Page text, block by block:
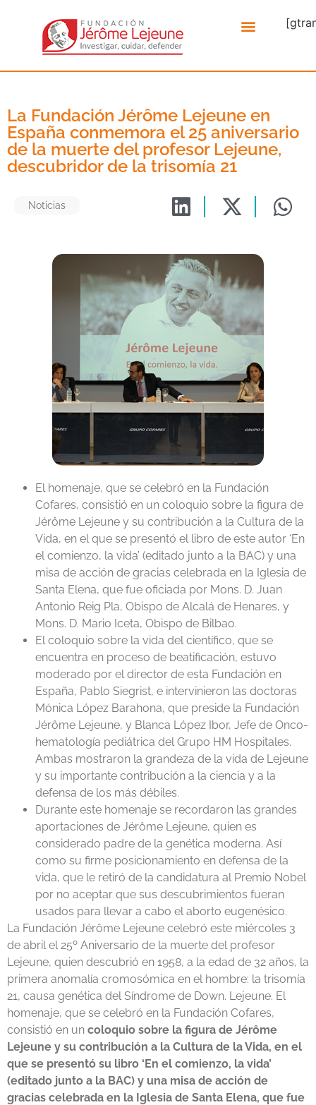
La Fundación Jérôme Lejeune en
España conmemora el 25 aniversario
de la muerte del profesor Lejeune,
descubridor de la trisomía 21
Noticias
El homenaje, que se celebró en la Fundación
Cofares, consistió en un coloquio sobre la figura de
Jérôme Lejeune y su contribución a la Cultura de la
Vida, en el que se presentó el libro de este autor ‘En
el comienzo, la vida’ (editado junto a la BAC) y una
misa de acción de gracias celebrada en la Iglesia de
Santa Elena, que fue oficiada por Mons. D. Juan
Antonio Reig Pla, Obispo de Alcalá de Henares, y
Mons. D. Mario Iceta, Obispo de Bilbao.
El coloquio sobre la vida del científico, que se
encuentra en proceso de beatificación, estuvo
moderado por el director de esta Fundación en
España, Pablo Siegrist, e intervinieron las doctoras
Mónica López Barahona, que preside la Fundación
Jérôme Lejeune, y Blanca López Ibor, Jefe de Onco-
hematología pediátrica del Grupo HM Hospitales.
Ambas mostraron la grandeza de la vida de Lejeune
y su importante contribución a la ciencia y a la
defensa de los más débiles.
Durante este homenaje se recordaron las grandes
aportaciones de Jérôme Lejeune, quien es
considerado padre de la genética moderna. Así
como su firme posicionamiento en defensa de la
vida, que le retiró de la candidatura al Premio Nobel
por no aceptar que sus descubrimientos fueran
usados para llevar a cabo el aborto eugenésico.
La Fundación Jérôme Lejeune celebró este miércoles 3
de abril el 25º Aniversario de la muerte del profesor
Lejeune, quien descubrió en 1958, a la edad de 32 años, la
primera anomalía cromosómica en el hombre: la trisomía
21, causa genética del Síndrome de Down. Lejeune. El
homenaje, que se celebró en la Fundación Cofares,
consistió en un coloquio sobre la figura de Jérôme
Lejeune y su contribución a la Cultura de la Vida, en el
que se presentó su libro ‘En el comienzo, la vida’
(editado junto a la BAC) y una misa de acción de
gracias celebrada en la Iglesia de Santa Elena, que fue